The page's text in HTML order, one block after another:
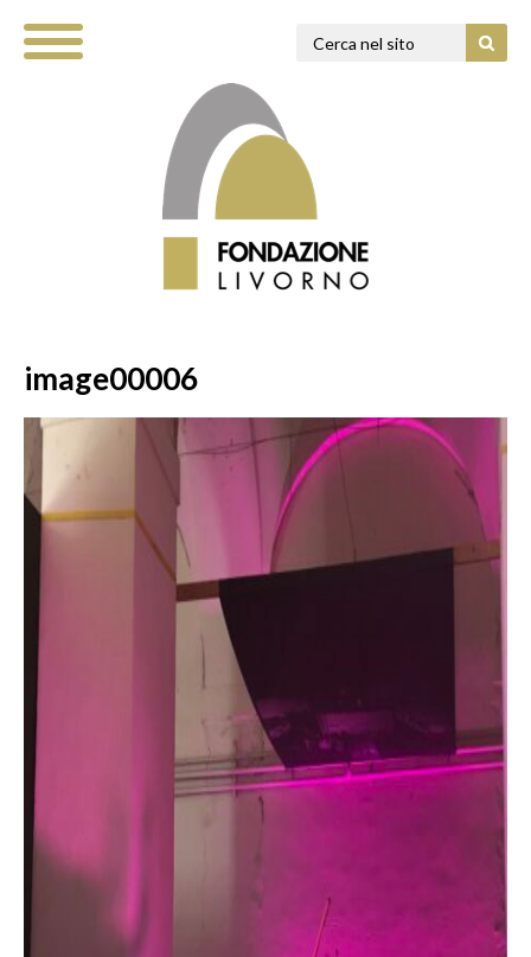
image00006